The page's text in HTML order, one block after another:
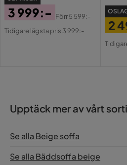
Dynfyllning
Funktion
Ja
Övrigt
Färgnamn
Tvättbar
Pris
3 999:-
Original
Förr5 599:-
Tidigare lägsta pris 3 999:-
Pris
2
Upptäck mer av vårt
Se alla Beige soffa
Se alla Bäddsoffa beige